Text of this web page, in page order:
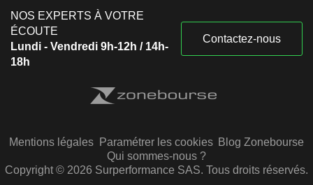
NOS EXPERTS À VOTRE
ÉCOUTE
Lundi - Vendredi 9h-12h / 14h-
18h
Contactez-nous
Mentions légales Paramétrer les cookies Blog Zonebourse
Qui sommes-nous ?
Copyright © 2026 Surperformance SAS. Tous droits réservés.